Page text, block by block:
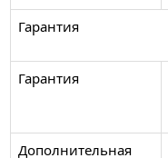
Гарантия
Гарантия
Дополнительная